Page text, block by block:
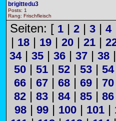
brigittedu3
Posts: 1
Rang: Frischfleisch
Seiten: [ 1| 2| 3| 4
| 18| 19| 20| 21|
34| 35 | 36 | 37 | 38
50 | 51 | 52 | 53 | 54
66 | 67 | 68 | 69 | 70
82 | 83 | 84| 85 | 86
98| 99| 100| 101|